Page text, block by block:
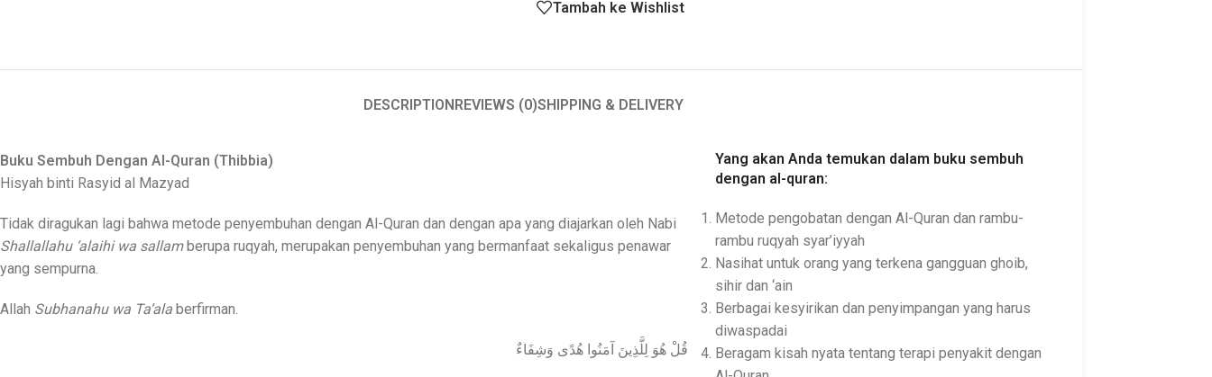
Tambah ke Wishlist
DESCRIPTIONREVIEWS (0)SHIPPING & DELIVERY
Buku Sembuh Dengan Al-Quran (Thibbia)
Hisyah binti Rasyid al Mazyad
Tidak diragukan lagi bahwa metode penyembuhan dengan Al-Quran dan dengan apa yang diajarkan oleh Nabi
Shallallahu ‘alaihi wa sallamberupa ruqyah, merupakan penyembuhan yang bermanfaat sekaligus penawar
yang sempurna.
Allah Subhanahu wa Ta’ala berfirman.
قُلْ هُوَ لِلَّذِينَ آمَنُوا هُدًى وَشِفَاءٌ
Yang akan Anda temukan dalam buku sembuh
dengan al-quran:
Metode pengobatan dengan Al-Quran dan rambu-
rambu ruqyah syar’iyyah
Nasihat untuk orang yang terkena gangguan ghoib,
sihir dan ‘ain
Berbagai kesyirikan dan penyimpangan yang harus
diwaspadai
Beragam kisah nyata tentang terapi penyakit dengan